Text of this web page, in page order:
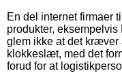
En del internet firmaer
produkter,
glem ikke at det kræver
klokkeslæt, med det
forud for at